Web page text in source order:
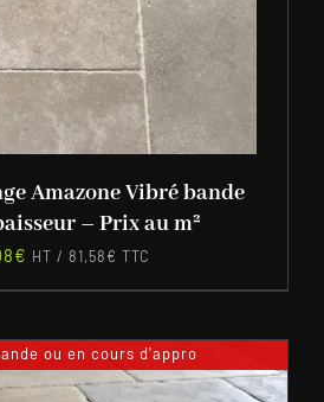
Amazone Vibré bande
– Prix au m²
€ HT / 81,58€ TTC
ou en cours d'appro